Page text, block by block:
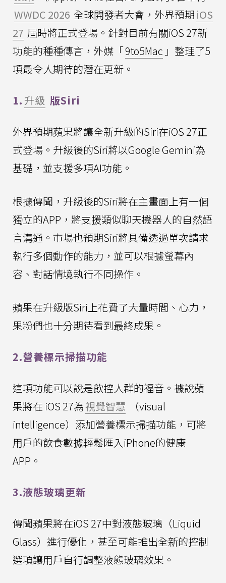
WWDC 2026 全球開發者大會，外界預期 iOS
27 屆時將正式登場。針對目前有關iOS 27新
功能的種種傳言，外媒「9to5Mac 」整理了5
項最令人期待的潛在更新。
1. 升級 版Siri
外界預期蘋果將讓全新升級的Siri在iOS 27正
式登場。升級後的Siri將以Google Gemini為
基礎，並支援多項AI功能。
根據傳聞，升級後的Siri將在主畫面上有一個
獨立的APP，將支援類似聊天機器人的自然語
言溝通。市場也預期Siri將具備透過單次請求
執行多個動作的能力，並可以根據螢幕內
容、對話情境執行不同操作。
蘋果在升級版Siri上花費了大量時間、心力，
果粉們也十分期待看到最終成果。
2.營養標示掃描功能
這項功能可以說是飲控人群的福音。據說蘋
果將在 iOS 27為視覺智慧
（visual
intelligence）添加營養標示掃描功能，可將
用戶的飲食數據輕鬆匯入iPhone的健康
APP。
3.液態玻璃更新
傳聞蘋果將在iOS 27中對液態玻璃（Liquid
Glass）進行優化，甚至可能推出全新的控制
選項讓用戶自行調整液態玻璃效果。